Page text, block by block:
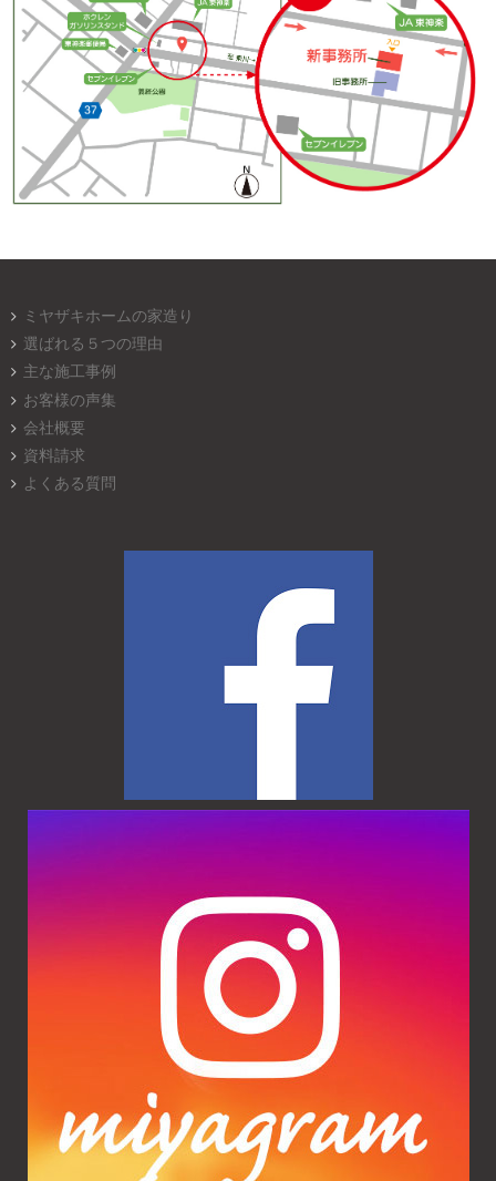
ミヤザキホームの家造り
選ばれる５つの理由
主な施工事例
お客様の声集
会社概要
資料請求
よくある質問